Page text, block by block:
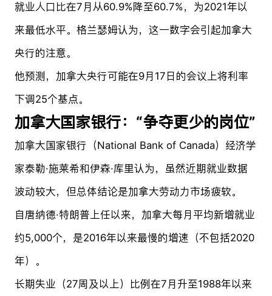
就业人口比在7月从60.9%降至60.7%，为2021年以
来最低水平。格兰瑟姆认为，这一数字会引起加拿大
央行的注意。
他预测，加拿大央行可能在9月17日的会议上将利率
下调25个基点。
加拿大国家银行：“争夺更少的岗位”
加拿大国家银行（National Bank of Canada）经济学
家泰勒·施莱希和伊森·库里认为，虽然近期就业数据
波动较大，但总体结论是加拿大劳动力市场疲软。
自唐纳德·特朗普上任以来，加拿大每月平均新增就业
约5,000个，是2016年以来最慢的增速（不包括2020
年）。
长期失业（27周及以上）比例在7月升至1988年以来